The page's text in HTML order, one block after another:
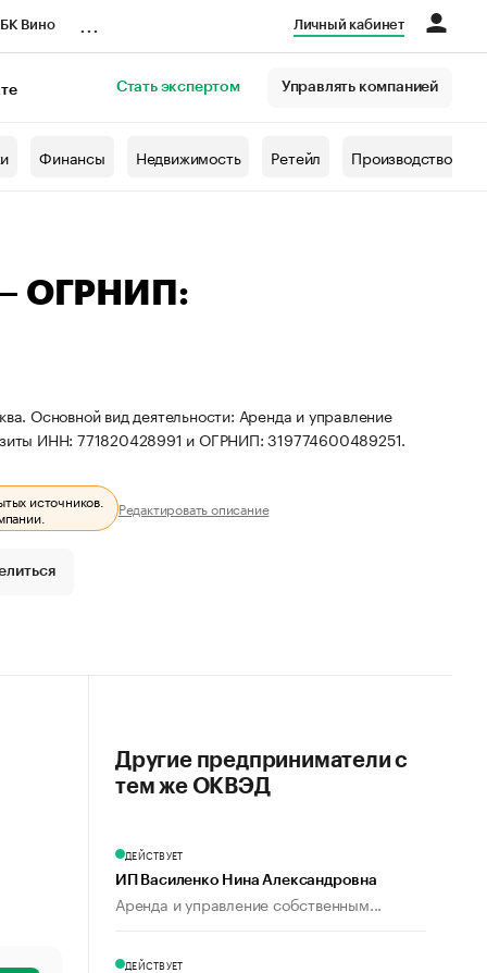
Вино Личный кабинет
Стать экспертом Управлять компанией
Финансы Недвижимость Ретейл Производство
— ОГРНИП:
Основной вид деятельности: Аренда и управление
ИНН: 771820428991 и ОГРНИП: 319774600489251.
источников.
Редактировать описание
Другие предприниматели с
тем же ОКВЭД
ДЕЙСТВУЕТ
ИП Василенко Нина Александровна
Аренда и управление собственным...
ДЕЙСТВУЕТ